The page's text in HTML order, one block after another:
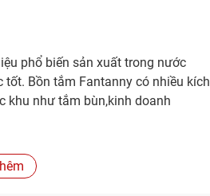
phổ biến sản xuất trong nước
Bồn tắm Fantanny có nhiều kích
khu như tắm bùn,kinh doanh
MBR-170S
có thành bồn được sản xuất từ chất